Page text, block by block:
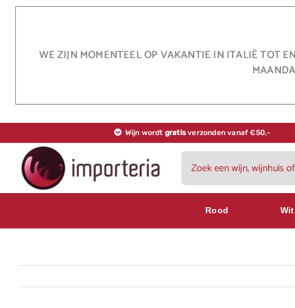
WE ZIJN MOMENTEEL OP VAKANTIE IN ITALIË TOT
Wijn wordt gratisverzonden vanaf €50,-
Zoeken
naar:
Rood Wit